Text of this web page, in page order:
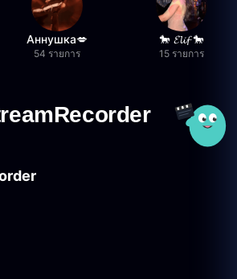
Аннушка💋
54 รายการ
🐎 𝓔𝓵𝓲𝓯 🐎
15 รายการ